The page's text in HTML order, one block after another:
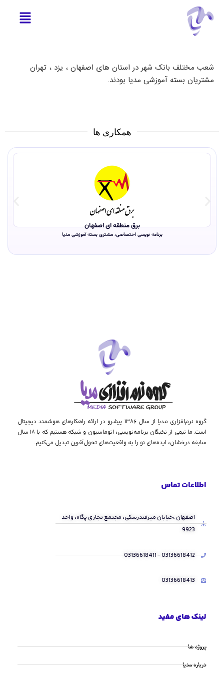
شعب مختلف بانک شهر در استان های اصفهان ، یزد ، تهران
مشتریان بسته آموزشی مدیا بودند.
همکاری ها
برق منطقه ای اصفهان
برنامه نویسی اختصاصی، مشتری بسته آموزشی مدیا
گروه نرم‌افزاری مدیا از سال ۱۳۸۶ پیشرو در ارائه راهکارهای هوشمند دیجیتال
است. ما تیمی از نخبگان برنامه‌نویسی، اتوماسیون و شبکه هستیم که با ۱۸ سال
سابقه درخشان، ایده‌های نو را به واقعیت‌های تحول‌آفرین تبدیل می‌کنیم.
اطلاعات تماس
اصفهان ،خیابان میرفندرسکی، مجتمع تجاری پگاه، واحد
9923
03136618412 - 03136618411
03136618413
لینک های مفید
پروژه ها
درباره مدیا